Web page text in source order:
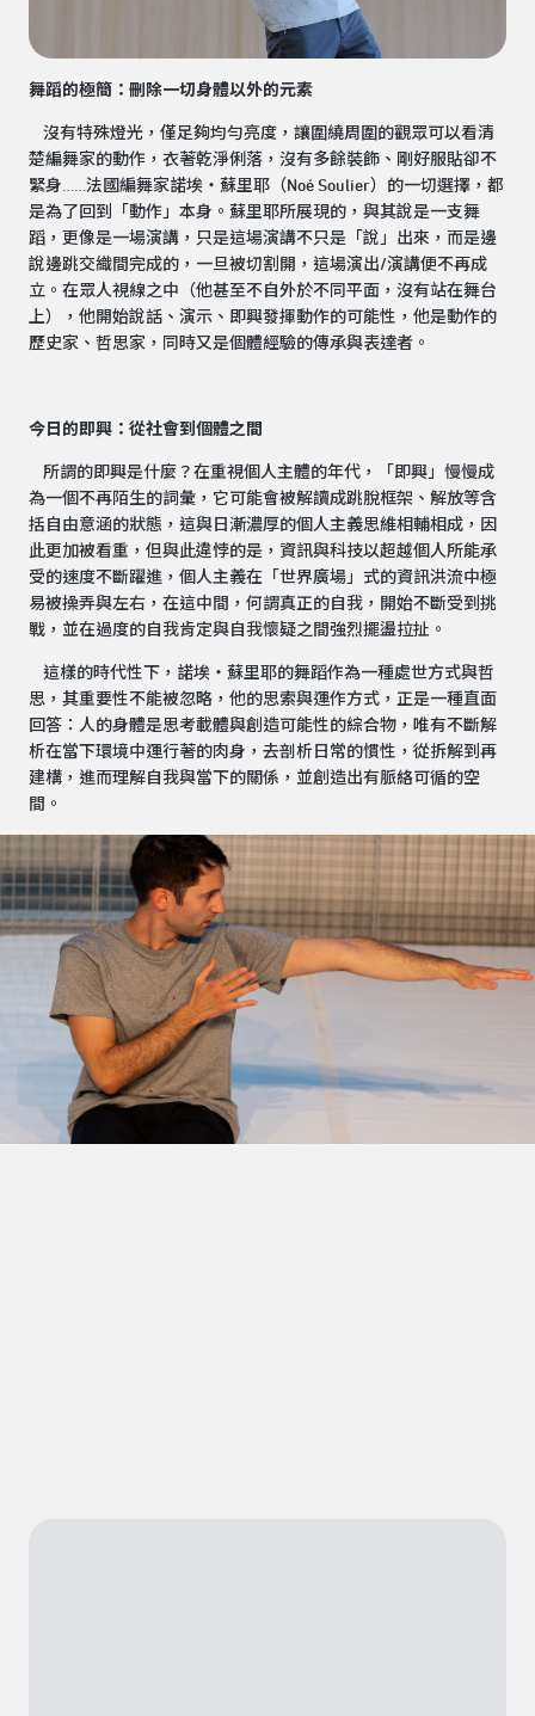
舞蹈的極簡：刪除一切身體以外的元素
沒有特殊燈光，僅足夠均勻亮度，讓圍繞周圍的觀眾可以看清
楚編舞家的動作，衣著乾淨俐落，沒有多餘裝飾、剛好服貼卻不
緊身……法國編舞家諾埃・蘇里耶（Noé Soulier）的一切選擇，都
是為了回到「動作」本身。蘇里耶所展現的，與其說是一支舞
蹈，更像是一場演講，只是這場演講不只是「說」出來，而是邊
說邊跳交織間完成的，一旦被切割開，這場演出/演講便不再成
立。在眾人視線之中（他甚至不自外於不同平面，沒有站在舞台
上），他開始說話、演示、即興發揮動作的可能性，他是動作的
歷史家、哲思家，同時又是個體經驗的傳承與表達者。
今日的即興：從社會到個體之間
所謂的即興是什麼？在重視個人主體的年代，「即興」慢慢成
為一個不再陌生的詞彙，它可能會被解讀成跳脫框架、解放等含
括自由意涵的狀態，這與日漸濃厚的個人主義思維相輔相成，因
此更加被看重，但與此違悖的是，資訊與科技以超越個人所能承
受的速度不斷躍進，個人主義在「世界廣場」式的資訊洪流中極
易被操弄與左右，在這中間，何謂真正的自我，開始不斷受到挑
戰，並在過度的自我肯定與自我懷疑之間強烈擺盪拉扯。
這樣的時代性下，諾埃・蘇里耶的舞蹈作為一種處世方式與哲
思，其重要性不能被忽略，他的思索與運作方式，正是一種直面
回答：人的身體是思考載體與創造可能性的綜合物，唯有不斷解
析在當下環境中運行著的肉身，去剖析日常的慣性，從拆解到再
建構，進而理解自我與當下的關係，並創造出有脈絡可循的空
間。